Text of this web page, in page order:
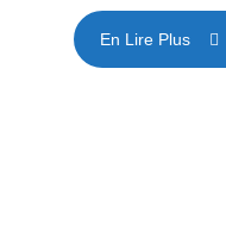
En Lire Plus